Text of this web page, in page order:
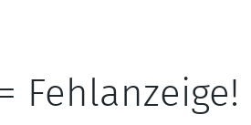
Fehlanzeige!